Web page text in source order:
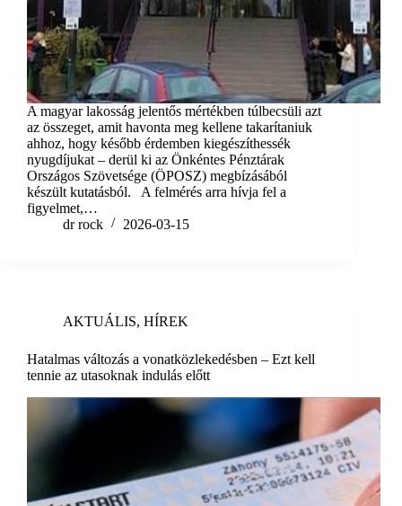
A magyar lakosság jelentős mértékben túlbecsüli azt
az összeget, amit havonta meg kellene takarítaniuk
ahhoz, hogy később érdemben kiegészíthessék
nyugdíjukat – derül ki az Önkéntes Pénztárak
Országos Szövetsége (ÖPOSZ) megbízásából
készült kutatásból. A felmérés arra hívja fel a
figyelmet,…
dr rock
2026-03-15
AKTUÁLIS, HÍREK
Hatalmas változás a vonatközlekedésben – Ezt kell
tennie az utasoknak indulás előtt